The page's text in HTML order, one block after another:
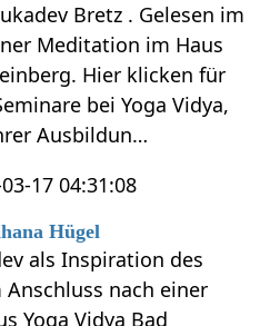
Bretz . Gelesen im
Meditation im Haus
Hier klicken für
bei Yoga Vidya,
Ausbildun…
17 04:31:08
Hügel
als Inspiration des
Anschluss nach einer
Yoga Vidya Bad